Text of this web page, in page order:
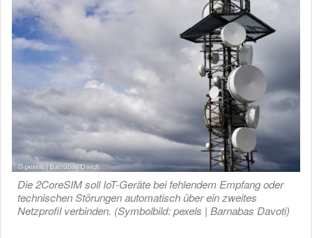
Die 2CoreSIM soll IoT-Geräte bei fehlendem Empfang oder
technischen Störungen automatisch über ein zweites
Netzprofil verbinden. (Symbolbild: pexels | Barnabas Davoti)